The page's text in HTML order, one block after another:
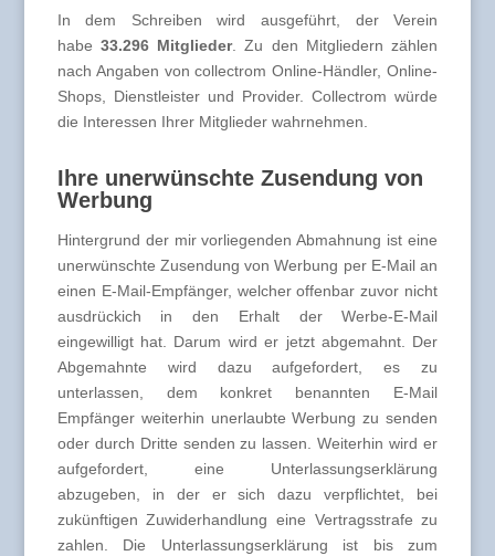
In dem Schreiben wird ausgeführt, der Verein
habe 33.296 Mitglieder. Zu den Mitgliedern zählen
nach Angaben von collectrom Online-Händler, Online-
Shops, Dienstleister und Provider. Collectrom würde
die Interessen Ihrer Mitglieder wahrnehmen.
Ihre unerwünschte Zusendung von
Werbung
Hintergrund der mir vorliegenden Abmahnung ist eine
unerwünschte Zusendung von Werbung per E-Mail an
einen E-Mail-Empfänger, welcher offenbar zuvor nicht
ausdrückich in den Erhalt der Werbe-E-Mail
eingewilligt hat. Darum wird er jetzt abgemahnt. Der
Abgemahnte wird dazu aufgefordert, es zu
unterlassen, dem konkret benannten E-Mail
Empfänger weiterhin unerlaubte Werbung zu senden
oder durch Dritte senden zu lassen. Weiterhin wird er
aufgefordert, eine Unterlassungserklärung
abzugeben, in der er sich dazu verpflichtet, bei
zukünftigen Zuwiderhandlung eine Vertragsstrafe zu
zahlen. Die Unterlassungserklärung ist bis zum